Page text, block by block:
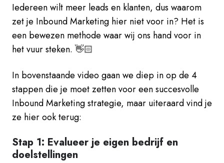
Iedereen wilt meer leads en klanten, dus waarom
zet je Inbound Marketing hier niet voor in? Het is
een bewezen methode waar wij ons hand voor in
het vuur steken. 👋🏻
In bovenstaande video gaan we diep in op de 4
stappen die je moet zetten voor een succesvolle
Inbound Marketing strategie, maar uiteraard vind je
ze hier ook terug:
Stap 1: Evalueer je eigen bedrijf en
doelstellingen